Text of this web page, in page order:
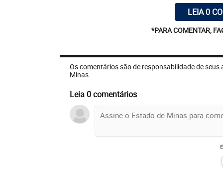
LEIA 0
*PARA COMENTAR,
Os comentários são de responsabilidade de
Minas.
Leia 0 comentários